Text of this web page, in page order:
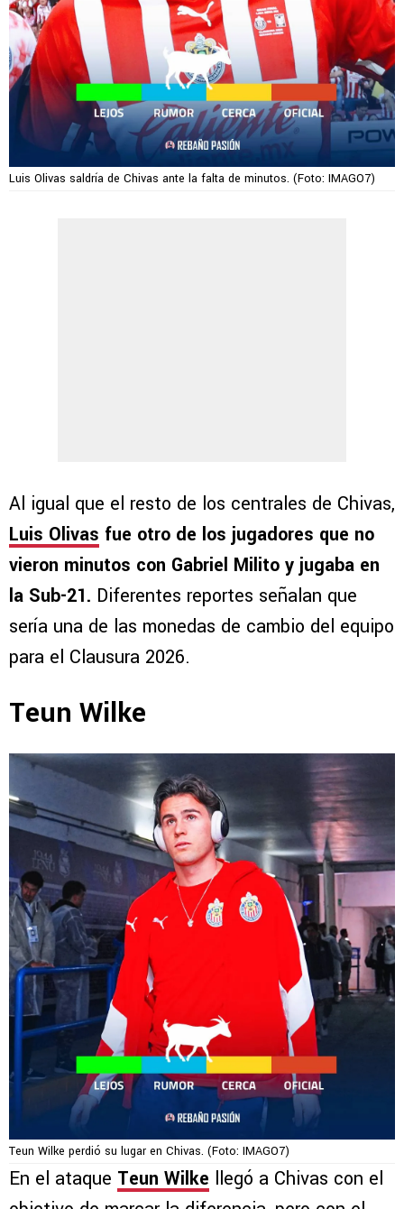
Luis Olivas saldría de Chivas ante la falta de minutos. (Foto: IMAGO7)
Al igual que el resto de los centrales de Chivas,
Luis Olivas fue otro de los jugadores que no
vieron minutos con Gabriel Milito y jugaba en
la Sub-21. Diferentes reportes señalan que
sería una de las monedas de cambio del equipo
para el Clausura 2026.
Teun Wilke
Teun Wilke perdió su lugar en Chivas. (Foto: IMAGO7)
En el ataque Teun Wilke llegó a Chivas con el